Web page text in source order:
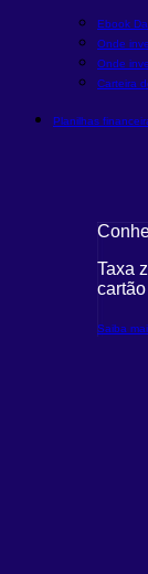
Ebook
Onde
Onde
Carteira
Planilhas
Taxa
Saiba